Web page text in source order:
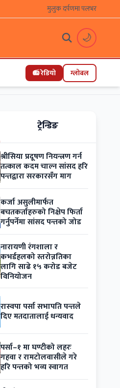
मुलुक दर्पणमा पलभर
🌙
📻 रेडियो ग्लोबल
ट्रेन्डिङ
श्रीसिया प्रदूषण नियन्त्रण गर्न
तत्काल कदम चाल्न सांसद हरि
पन्तद्वारा सरकारसँग माग
कर्जा असुलीमार्फत
बचतकर्ताहरुको निक्षेप फिर्ता
गर्नुपर्नेमा सांसद पन्तको जोड
नारायणी रंगशाला र
कभर्डहलको स्तरोन्नतिका
लागि साढे १५ करोड बजेट
विनियोजन
रास्वपा पर्सा सभापति पन्तले
दिए मतदातालाई धन्यवाद
पर्सा–१ मा घण्टीको लहरः
गहवा र रामटोलवासीले गरे
हरि पन्तको भव्य स्वागत